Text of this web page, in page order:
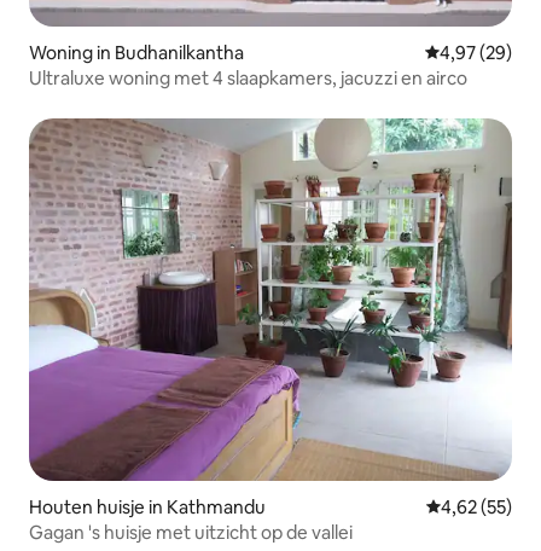
Woning in Budhanilkantha Gemiddelde
4,97 (29)
Ultraluxe woning met 4 slaapkamers, jacuzzi en airco
Houten huisje in Kathmandu Gemiddelde
4,62 (55)
Gagan 's huisje met uitzicht op de vallei